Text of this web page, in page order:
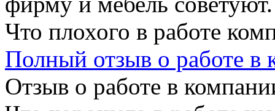
Что плохого в работе
Полный отзыв о работе в
Отзыв о работе в